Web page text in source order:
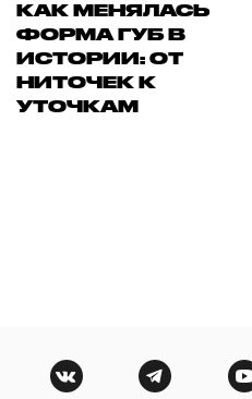
КАК МЕНЯЛАСЬ
ФОРМА ГУБ В
ИСТОРИИ: ОТ
НИТОЧЕК К
УТОЧКАМ